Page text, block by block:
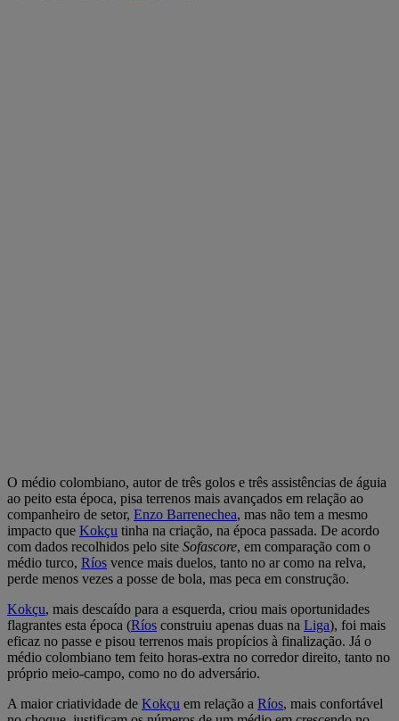
O médio colombiano, autor de três golos e três assistências de águia
ao peito esta época, pisa terrenos mais avançados em relação ao
companheiro de setor, Enzo Barrenechea, mas não tem a mesmo
impacto que Kokçu tinha na criação, na época passada. De acordo
com dados recolhidos pelo site Sofascore, em comparação com o
médio turco, Ríos vence mais duelos, tanto no ar como na relva,
perde menos vezes a posse de bola, mas peca em construção.
Kokçu, mais descaído para a esquerda, criou mais oportunidades
flagrantes esta época (Ríos construiu apenas duas na Liga), foi mais
eficaz no passe e pisou terrenos mais propícios à finalização. Já o
médio colombiano tem feito horas-extra no corredor direito, tanto no
próprio meio-campo, como no do adversário.
A maior criatividade de Kokçu em relação a Ríos, mais confortável